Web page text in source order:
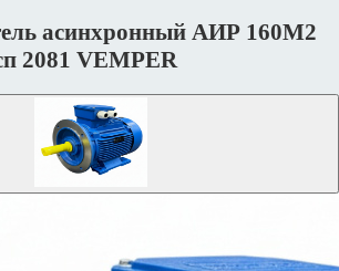
асинхронный АИР 160M2
2081 VEMPER